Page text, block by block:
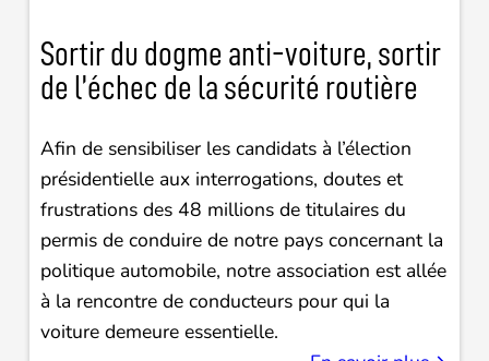
Sortir du dogme anti-voiture, sortir
de l’échec de la sécurité routière
Afin de sensibiliser les candidats à l’élection
présidentielle aux interrogations, doutes et
frustrations des 48 millions de titulaires du
permis de conduire de notre pays concernant la
politique automobile, notre association est allée
à la rencontre de conducteurs pour qui la
voiture demeure essentielle.